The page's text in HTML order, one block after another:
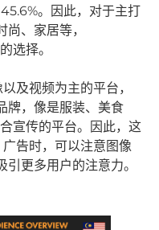
。因此，对于主打
、家居等，
选择。
及视频为主的平台，
牌，像是服装、美食
宣传的平台。因此，这
告时，可以注意图像
更多用户的注意力。